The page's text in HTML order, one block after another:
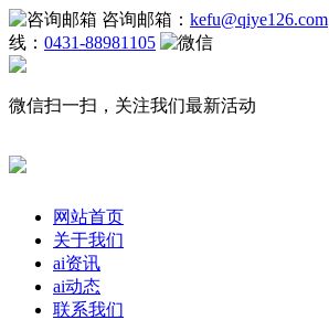
咨询邮箱： kefu@qiye126.com
线： 0431-88981105
微信扫一扫，关注我们最新活动
网站首页
关于我们
ai资讯
ai动态
联系我们